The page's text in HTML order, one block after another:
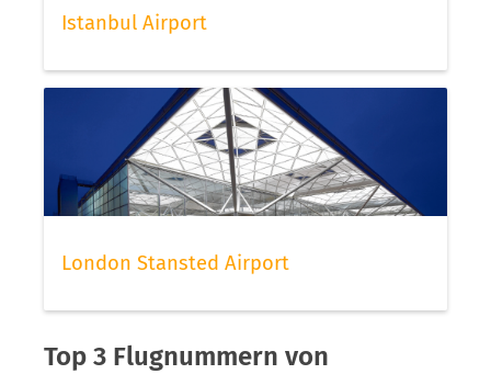
Istanbul Airport
London Stansted Airport
Top 3 Flugnummern von